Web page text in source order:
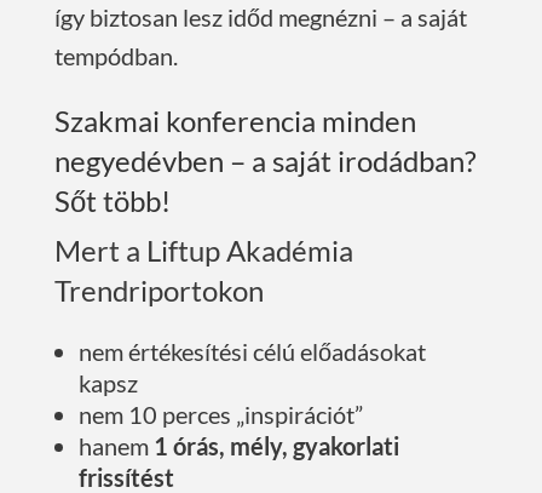
így biztosan lesz időd megnézni – a saját
tempódban.
Szakmai konferencia minden
negyedévben – a saját irodádban?
Sőt több!
Mert a Liftup Akadémia
Trendriportokon
nem értékesítési célú előadásokat
kapsz
nem 10 perces „inspirációt”
hanem 1 órás, mély, gyakorlati
frissítést